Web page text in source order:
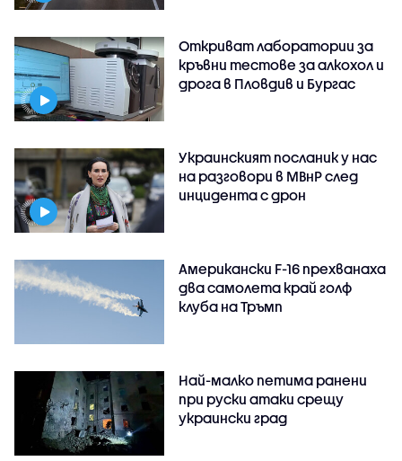
Откриват лаборатории за
кръвни тестове за алкохол и
дрога в Пловдив и Бургас
Украинският посланик у нас
на разговори в МВнР след
инцидента с дрон
Американски F-16 прехванаха
два самолета край голф
клуба на Тръмп
Най-малко петима ранени
при руски атаки срещу
украински град